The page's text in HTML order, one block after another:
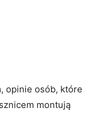
opinie osób, które
montują